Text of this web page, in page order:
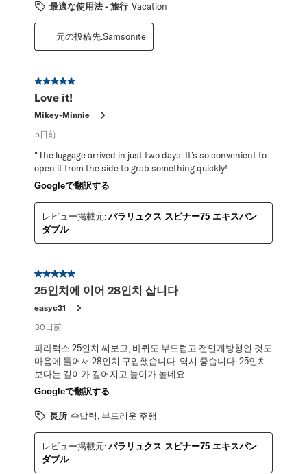
最適な使用法 - 旅行 Vacation
元の投稿先:Samsonite
星5／5個です。
Love it!
Mikey-Minnie
5日前
"The luggage arrived in just two days. It’s so convenient to
open it from the side to grab something quickly!
Googleで翻訳する
レビュー掲載元: パラリュクス スピナー75 エキスパン
ダブル
星5／5個です。
25인치에 이어 28인치 삽니다
easyc31
30日前
파라럭스 25인치 써보고, 바퀴도 부드럽고 전면개방형인 것도
마음에 들어서 28인치 구입했습니다. 역시 좋습니다. 25인치
보다는 깊이가 깊어지고 높이가 높네요.
Googleで翻訳する
長所 수납력, 부드러운 주행
レビュー掲載元: パラリュクス スピナー75 エキスパン
ダブル